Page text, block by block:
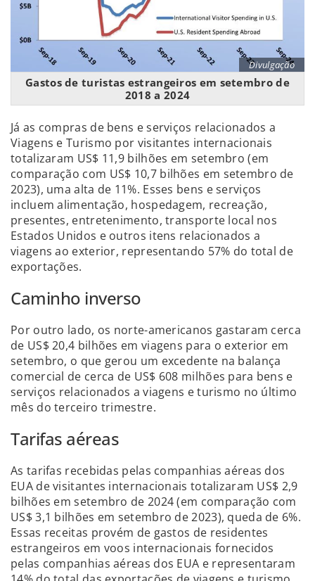
Divulgação
Gastos de turistas estrangeiros em setembro de
2018 a 2024
Já as compras de bens e serviços relacionados a
Viagens e Turismo por visitantes internacionais
totalizaram US$ 11,9 bilhões em setembro (em
comparação com US$ 10,7 bilhões em setembro de
2023), uma alta de 11%. Esses bens e serviços
incluem alimentação, hospedagem, recreação,
presentes, entretenimento, transporte local nos
Estados Unidos e outros itens relacionados a
viagens ao exterior, representando 57% do total de
exportações.
Caminho inverso
Por outro lado, os norte-americanos gastaram cerca
de US$ 20,4 bilhões em viagens para o exterior em
setembro, o que gerou um excedente na balança
comercial de cerca de US$ 608 milhões para bens e
serviços relacionados a viagens e turismo no último
mês do terceiro trimestre.
Tarifas aéreas
As tarifas recebidas pelas companhias aéreas dos
EUA de visitantes internacionais totalizaram US$ 2,9
bilhões em setembro de 2024 (em comparação com
US$ 3,1 bilhões em setembro de 2023), queda de 6%.
Essas receitas provém de gastos de residentes
estrangeiros em voos internacionais fornecidos
pelas companhias aéreas dos EUA e representaram